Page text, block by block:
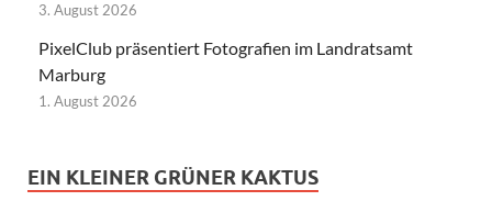
3. August 2026
PixelClub präsentiert Fotografien im Landratsamt
Marburg
1. August 2026
EIN KLEINER GRÜNER KAKTUS